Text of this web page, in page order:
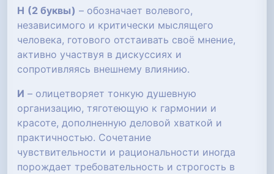
Н (2 буквы) – обозначает волевого,
независимого и критически мыслящего
человека, готового отстаивать своё мнение,
активно участвуя в дискуссиях и
сопротивляясь внешнему влиянию.
И – олицетворяет тонкую душевную
организацию, тяготеющую к гармонии и
красоте, дополненную деловой хваткой и
практичностью. Сочетание
чувствительности и рациональности иногда
порождает требовательность и строгость в